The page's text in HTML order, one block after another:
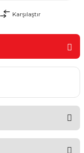
Karşılaştır